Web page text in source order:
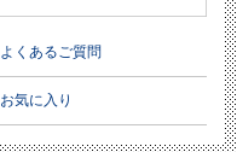
よくあるご質問
お気に入り